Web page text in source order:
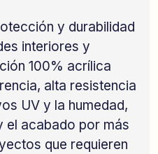
y durabilidad
interiores y
100% acrílica
alta resistencia
UV y la humedad,
el acabado por más
que requieren